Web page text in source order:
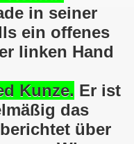
in seiner
ein offenes
linken Hand
Kunze. Er ist
das
über
stattgefunden am
der Kundgebung in
Nahostkrieg und
mit dem
Gelsenkirchener